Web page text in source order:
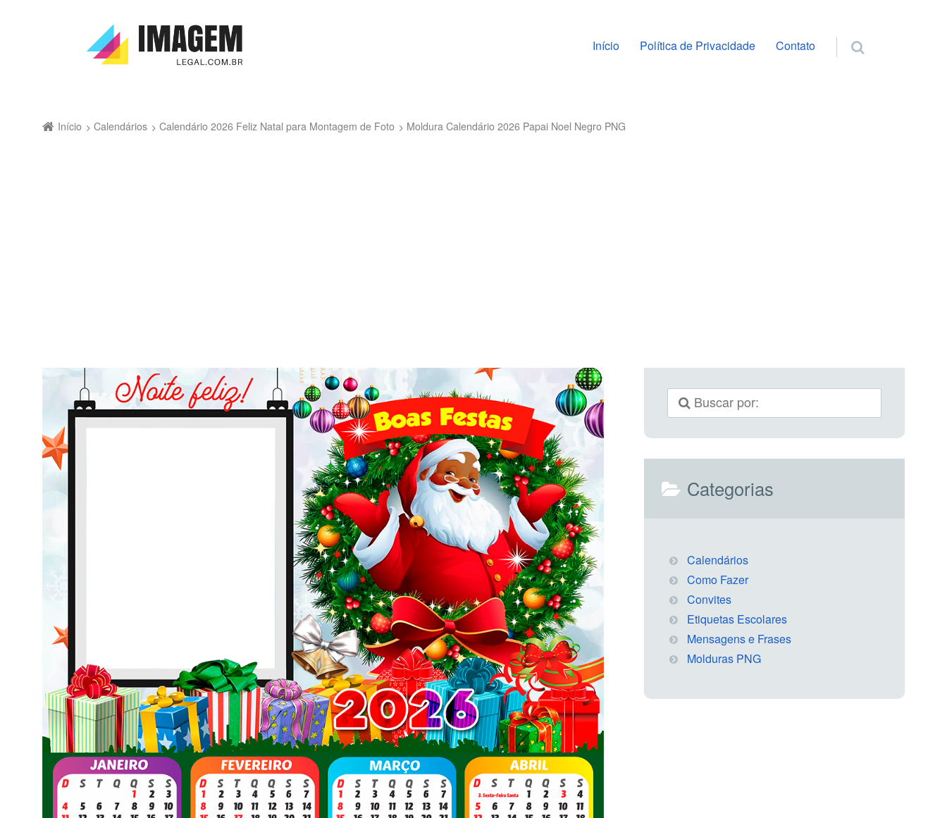
Pular para o conteúdo
Início Política de Privacidade Contato
Início Calendários Calendário 2026 Feliz Natal para Montagem de Foto Moldura Calendário 2026 Papai Noel Negro PNG
Categorias
Calendários
Como Fazer
Convites
Etiquetas Escolares
Mensagens e Frases
Molduras PNG